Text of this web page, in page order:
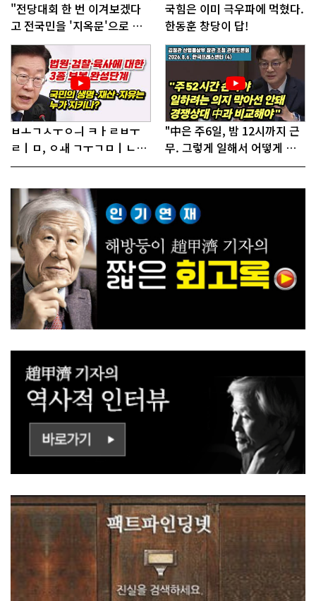
"전당대회 한 번 이겨보겠다
고 전국민을 '지옥문'으로 밀
어!"
국힘은 이미 극우파에 먹혔다.
한동훈 창당이 답!
ㅂㅗㄱㅅㅜㅇㅢ ㅋㅏㄹㅂㅜ
ㄹㅣㅁ, ㅇㅙ ㄱㅜㄱㅁㅣㄴㄷ
ㅡㄹㅇㅣ ㄷㅏㅇㅎㅐㅇㅑ ㅎ
"中은 주6일, 밤 12시까지 근
무. 그렇게 일해서 어떻게 경
쟁하냐 반문하더라"